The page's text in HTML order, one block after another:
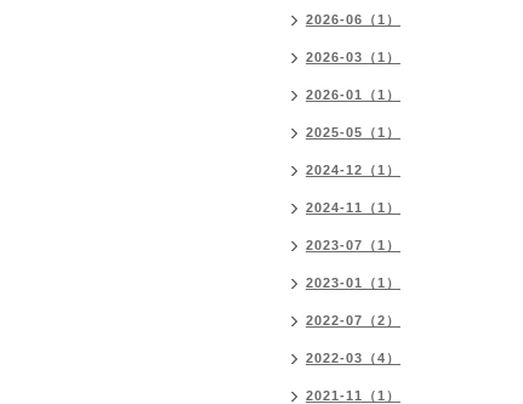
2026-06（1）
2026-03（1）
2026-01（1）
2025-05（1）
2024-12（1）
2024-11（1）
2023-07（1）
2023-01（1）
2022-07（2）
2022-03（4）
2021-11（1）